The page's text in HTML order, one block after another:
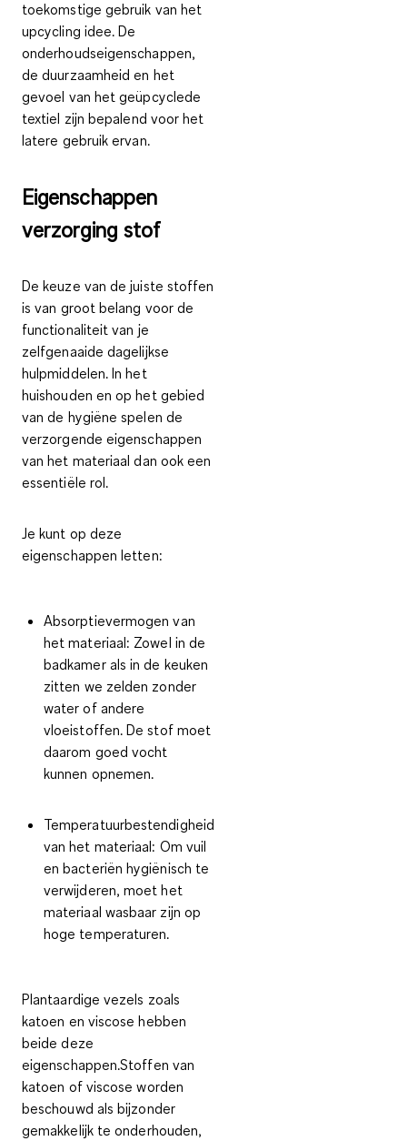
toekomstige gebruik van het
upcycling idee. De
onderhoudseigenschappen,
de duurzaamheid en het
gevoel van het geüpcyclede
textiel zijn bepalend voor het
latere gebruik ervan.
Eigenschappen
verzorging stof
De keuze van de juiste stoffen
is van groot belang voor de
functionaliteit van je
zelfgenaaide dagelijkse
hulpmiddelen. In het
huishouden en op het gebied
van de hygiëne spelen de
verzorgende eigenschappen
van het materiaal dan ook een
essentiële rol.
Je kunt op deze
eigenschappen letten:
Absorptievermogen van
het materiaal: Zowel in de
badkamer als in de keuken
zitten we zelden zonder
water of andere
vloeistoffen. De stof moet
daarom goed vocht
kunnen opnemen.
Temperatuurbestendigheid
van het materiaal: Om vuil
en bacteriën hygiënisch te
verwijderen, moet het
materiaal wasbaar zijn op
hoge temperaturen.
Plantaardige vezels zoals
katoen en viscosehebben
beide deze
eigenschappen.Stoffen van
katoen of viscose worden
beschouwd als bijzonder
gemakkelijk te onderhouden,